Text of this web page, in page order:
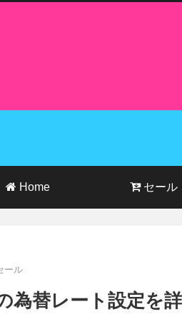
Home セール
ール
為替レート設定を